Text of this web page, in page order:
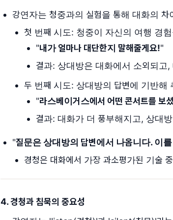
강연자는 청중과의 실험을 통해 대화의 차
첫 번째 시도: 청중이 자신의 여행 경
"내가 얼마나 대단한지 말해줄게요!"
결과: 상대방은 대화에서 소외되고,
두 번째 시도: 상대방의 답변에 기반해
"라스베이거스에서 어떤 콘서트를 보
결과: 대화가 더 풍부해지고, 상대
"질문은 상대방의 답변에서 나옵니다. 이
경청은 대화에서 가장 과소평가된 기술
4. 경청과 침묵의 중요성